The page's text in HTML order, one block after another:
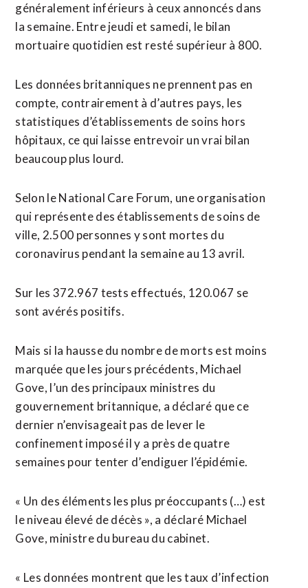
généralement inférieurs à ceux annoncés dans
la semaine. Entre jeudi et samedi, le bilan
mortuaire quotidien est resté supérieur à 800.
Les données britanniques ne prennent pas en
compte, contrairement à d’autres pays, les
statistiques d’établissements de soins hors
hôpitaux, ce qui laisse entrevoir un vrai bilan
beaucoup plus lourd.
Selon le National Care Forum, une organisation
qui représente des établissements de soins de
ville, 2.500 personnes y sont mortes du
coronavirus pendant la semaine au 13 avril.
Sur les 372.967 tests effectués, 120.067 se
sont avérés positifs.
Mais si la hausse du nombre de morts est moins
marquée que les jours précédents, Michael
Gove, l’un des principaux ministres du
gouvernement britannique, a déclaré que ce
dernier n’envisageait pas de lever le
confinement imposé il y a près de quatre
semaines pour tenter d’endiguer l’épidémie.
« Un des éléments les plus préoccupants (…) est
le niveau élevé de décès », a déclaré Michael
Gove, ministre du bureau du cabinet.
« Les données montrent que les taux d’infection